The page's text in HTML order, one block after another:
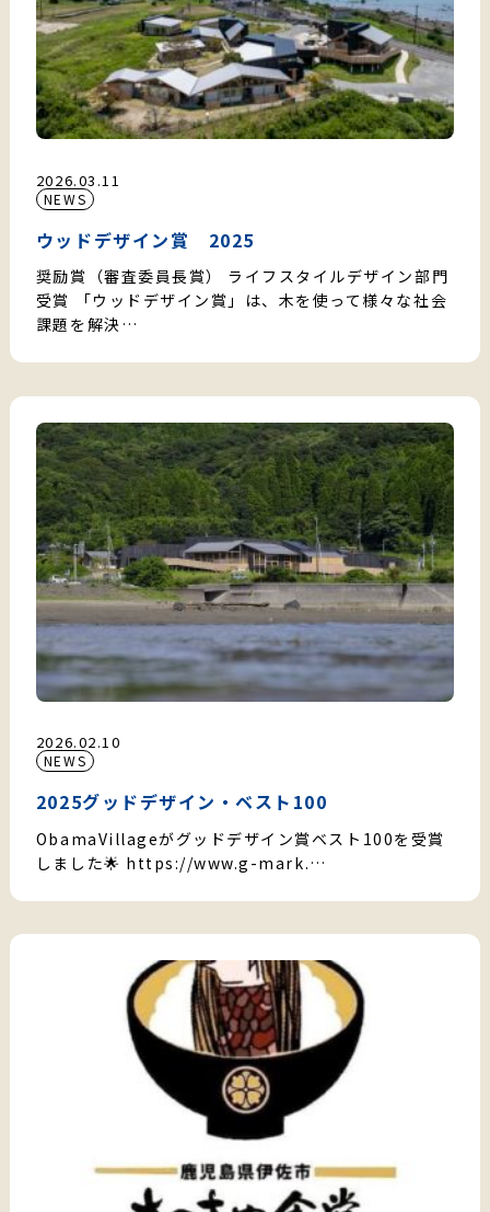
2026.03.11
NEWS
ウッドデザイン賞 2025
奨励賞（審査委員長賞） ライフスタイルデザイン部門
受賞 「ウッドデザイン賞」は、木を使って様々な社会
課題を解決…
2026.02.10
NEWS
2025グッドデザイン・ベスト100
ObamaVillageがグッドデザイン賞ベスト100を受賞
しました🌟 https://www.g-mark.…